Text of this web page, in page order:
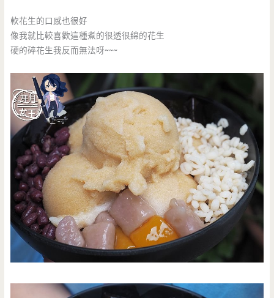
軟花生的口感也很好
像我就比較喜歡這種煮的很透很綿的花生
硬的碎花生我反而無法呀~~~